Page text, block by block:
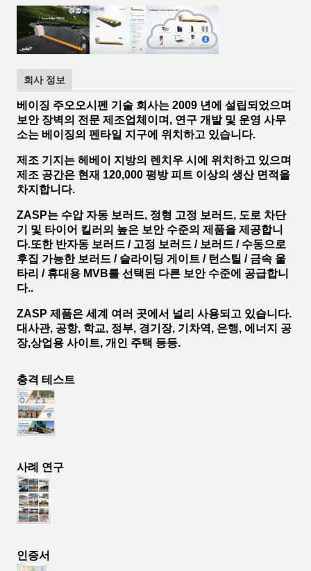
회사 정보
베이징 주오오시펜 기술 회사는 2009 년에 설립되었으며
보안 장벽의 전문 제조업체이며, 연구 개발 및 운영 사무
소는 베이징의 펜타일 지구에 위치하고 있습니다.
제조 기지는 헤베이 지방의 렌치우 시에 위치하고 있으며
제조 공간은 현재 120,000 평방 피트 이상의 생산 면적을
차지합니다.
ZASP는 수압 자동 보러드, 정형 고정 보러드, 도로 차단
기 및 타이어 킬러의 높은 보안 수준의 제품을 제공합니
다.또한 반자동 보러드 / 고정 보러드 / 보러드 / 수동으로
후집 가능한 보러드 / 슬라이딩 게이트 / 턴스틸 / 금속 울
타리 / 휴대용 MVB를 선택된 다른 보안 수준에 공급합니
다..
ZASP 제품은 세계 여러 곳에서 널리 사용되고 있습니다.
대사관, 공항, 학교, 정부, 경기장, 기차역, 은행, 에너지 공
장,상업용 사이트, 개인 주택 등등.
충격 테스트
사례 연구
인증서